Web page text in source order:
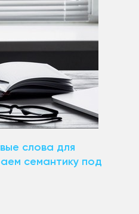
слова для
семантику под